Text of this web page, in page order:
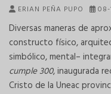
ERIAN PEÑA PUPO 08-
Diversas maneras de
constructo físico,
simbólico, mental–
cumple 300, inaugurada
Cristo de la Uneac